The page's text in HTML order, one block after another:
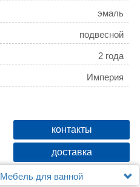
эмаль
подвесной
2 года
Империя
контакты
доставка
Мебель для ванной